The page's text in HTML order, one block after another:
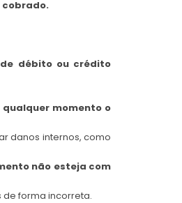
cobrado.
débito ou crédito
momento o
danos internos, como
não esteja com
forma incorreta.